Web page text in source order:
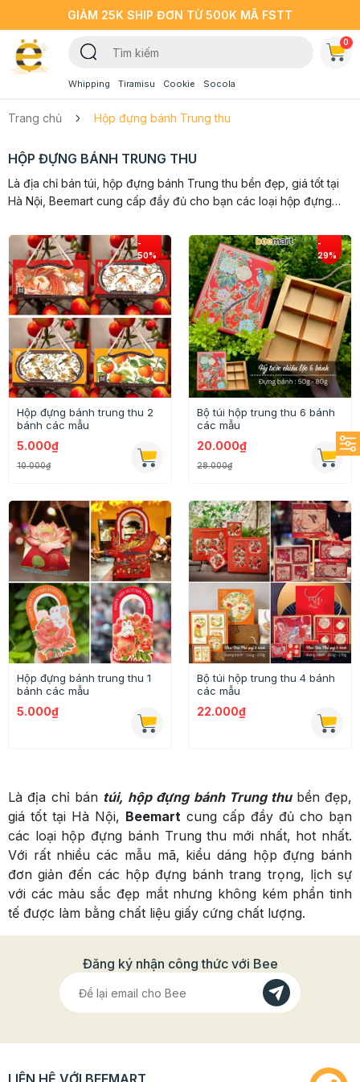
GIẢM 25K SHIP ĐƠN TỪ 500K MÃ FSTT
Whipping Tiramisu Cookie Socola
0
Trang chủ Hộp đựng bánh Trung thu
HỘP ĐỰNG BÁNH TRUNG THU
Là địa chỉ bán túi, hộp đựng bánh Trung thu bền đẹp, giá tốt tại
Hà Nội, Beemart cung cấp đầy đủ cho bạn các loại hộp đựng
dáng...
Hộp đựng bánh trung thu 2
bánh các mẫu
5.000₫
10.000₫
Bộ túi hộp trung thu 6 bánh
các mẫu
20.000₫
28.000₫
Hộp đựng bánh trung thu 1
bánh các mẫu
5.000₫
Bộ túi hộp trung thu 4 bánh
các mẫu
22.000₫
Là địa chỉ bán túi, hộp đựng bánh Trung thu bền đẹp,
giá tốt tại Hà Nội, Beemart cung cấp đầy đủ cho bạn
các loại hộp đựng bánh Trung thu mới nhất, hot nhất.
Với rất nhiều các mẫu mã, kiểu dáng hộp đựng bánh
đơn giản đến các hộp đựng bánh trang trọng, lịch sự
với các màu sắc đẹp mắt nhưng không kém phần tinh
tế được làm bằng chất liệu giấy cứng chất lượng.
Đăng ký nhận công thức với Bee
LIÊN HỆ VỚI BEEMART